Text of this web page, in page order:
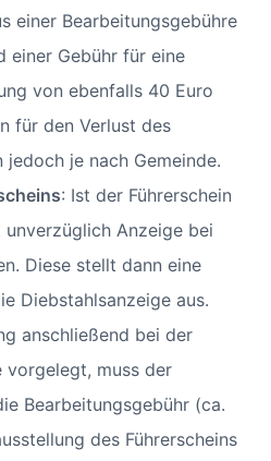
einer Bearbeitungsgebühre
einer Gebühr für eine
von ebenfalls 40 Euro
für den Verlust des
jedoch je nach Gemeinde.
: Ist der Führerschein
Anzeige bei
Diese stellt dann eine
Diebstahlsanzeige aus.
anschließend bei der
vorgelegt, muss der
Bearbeitungsgebühr (ca.
des Führerscheins